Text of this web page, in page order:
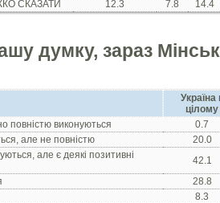
СКАЗАТИ
12.3 7.8 14.4
думку, зараз
Україна
цілому
повністю виконуються
0.7
але не повністю
20.0
але є деякі позитивні
42.1
28.8
8.3